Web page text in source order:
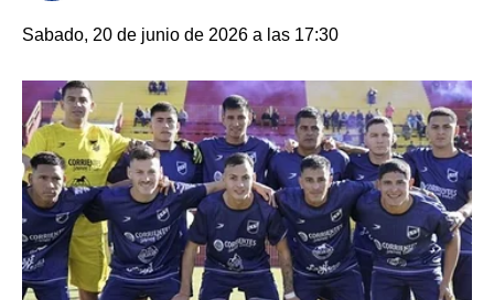
Sabado, 20 de junio de 2026 a las 17:30